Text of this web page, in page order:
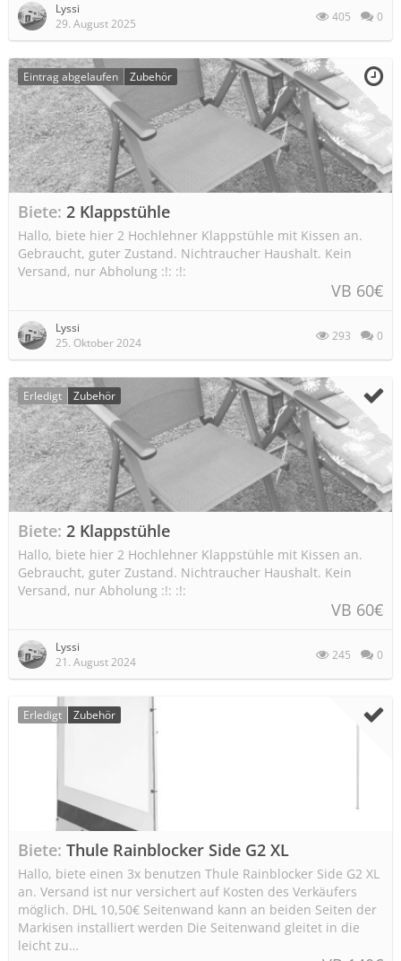
Lyssi
29. August 2025
405 0
Eintrag abgelaufen Zubehör
Biete 2 Klappstühle
Hallo, biete hier 2 Hochlehner Klappstühle mit Kissen an.
Gebraucht, guter Zustand. Nichtraucher Haushalt. Kein
Versand, nur Abholung :!: :!:
VB 60€
Lyssi
25. Oktober 2024
293 0
Erledigt Zubehör
Biete 2 Klappstühle
Hallo, biete hier 2 Hochlehner Klappstühle mit Kissen an.
Gebraucht, guter Zustand. Nichtraucher Haushalt. Kein
Versand, nur Abholung :!: :!:
VB 60€
Lyssi
21. August 2024
245 0
Erledigt Zubehör
Biete Thule Rainblocker Side G2 XL
Hallo, biete einen 3x benutzen Thule Rainblocker Side G2 XL
an. Versand ist nur versichert auf Kosten des Verkäufers
möglich. DHL 10,50€ Seitenwand kann an beiden Seiten der
Markisen installiert werden Die Seitenwand gleitet in die
leicht zu…